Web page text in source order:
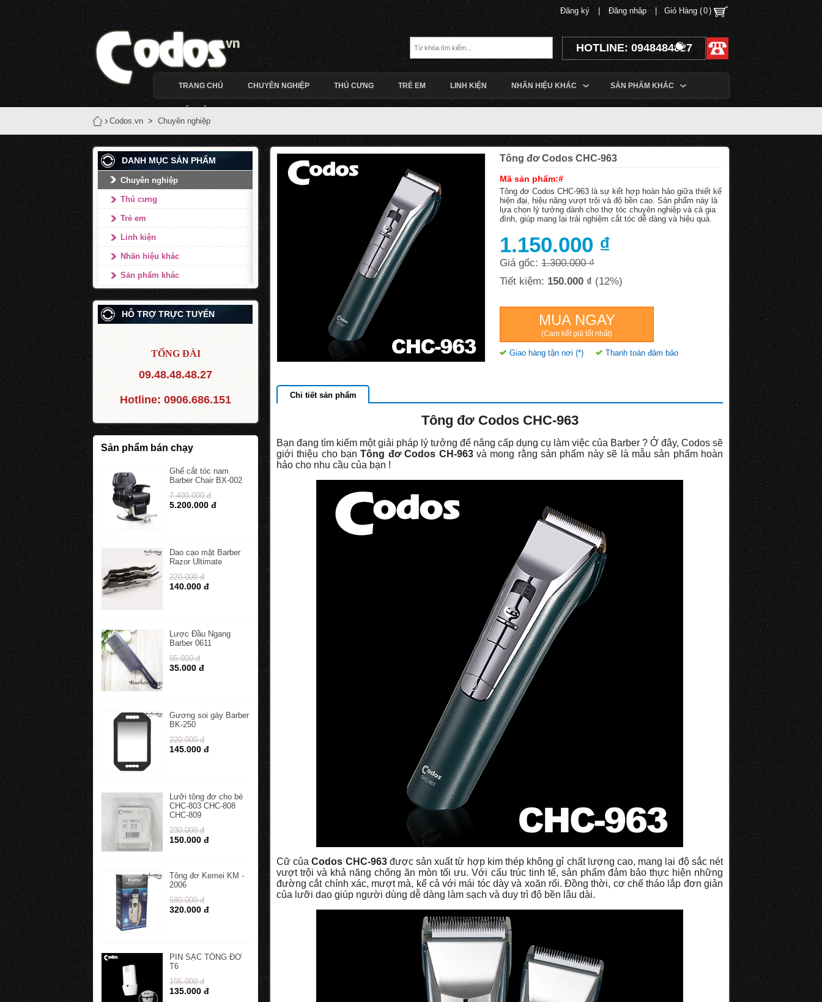
Giỏ Hàng (0)
Đăng ký Đăng nhập
HOTLINE: 0948484827
TRANG CHỦ CHUYÊN NGHIỆP THÚ CƯNG TRẺ EM LINH KIỆN NHÃN HIỆU KHÁC SẢN PHẨM KHÁC
Codos.vn > Chuyên nghiệp
DANH MỤC SẢN PHẨM
Chuyên nghiệp
Thú cưng
Trẻ em
Linh kiện
Nhãn hiệu khác
Sản phẩm khác
HỖ TRỢ TRỰC TUYẾN
TỔNG ĐÀI
09.48.48.48.27
Hotline: 0906.686.151
Sản phẩm bán chạy
Ghế cắt tóc nam
Barber Chair BX-002
7.400.000 đ
5.200.000 đ
Dao cạo mặt Barber
Razor Ultimate
220.000 đ
140.000 đ
Lược Đầu Ngang
Barber 0611
85.000 đ
35.000 đ
Gương soi gáy Barber
BK-250
220.000 đ
145.000 đ
Lưỡi tông đơ cho bé
CHC-803 CHC-808
CHC-809
230.000 đ
150.000 đ
Tông đơ Kemei KM -
2006
580.000 đ
320.000 đ
PIN SẠC TÔNG ĐƠ
T6
195.000 đ
135.000 đ
Tông đơ Codos CHC-963
Mã sản phẩm:#
Tông đơ Codos CHC-963 là sự kết hợp hoàn hảo giữa thiết kế
hiện đại, hiệu năng vượt trội và độ bền cao. Sản phẩm này là
lựa chọn lý tưởng dành cho thợ tóc chuyên nghiệp và cả gia
đình, giúp mang lại trải nghiệm cắt tóc dễ dàng và hiệu quả.
1.150.000 ₫
Giá gốc: 1.300.000 ₫
Tiết kiệm: 150.000 ₫ (12%)
MUA NGAY
(Cam kết giá tốt nhất)
Giao hàng tận nơi (*) Thanh toán đảm bảo
Chi tiết sản phẩm
Tông đơ Codos CHC-963
Bạn đang tìm kiếm một giải pháp lý tưởng để nâng cấp dụng cụ làm việc của Barber ? Ở đây, Codos sẽ
giới thiệu cho bạnTông đơ Codos CH-963 và mong rằng sản phẩm này sẽ là mẫu sản phẩm hoàn
hảo cho nhu cầu của bạn !
Cữ củaCodos CHC-963được sản xuất từ hợp kim thép không gỉ chất lượng cao, mang lại độ sắc nét
vượt trội và khả năng chống ăn mòn tối ưu. Với cấu trúc tinh tế, sản phẩm đảm bảo thực hiện những
đường cắt chính xác, mượt mà, kể cả với mái tóc dày và xoăn rối. Đồng thời, cơ chế tháo lắp đơn giản
của lưỡi dao giúp người dùng dễ dàng làm sạch và duy trì độ bền lâu dài.